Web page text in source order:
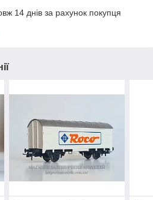
14 днів за рахунок покупця